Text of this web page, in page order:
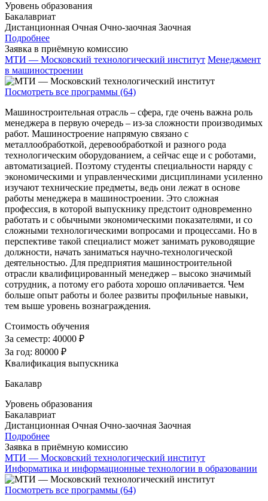
Уровень образования
Бакалавриат
Дистанционная Очная Очно-заочная Заочная
Подробнее
Заявка в приёмную комиссию
МТИ — Московский технологический институт Менеджмент
в машиностроении
Посмотреть все программы (64)
Машиностроительная отрасль – сфера, где очень важна роль
менеджера в первую очередь – из-за сложности производимых
работ. Машиностроение напрямую связано с
металлообработкой, деревообработкой и разного рода
технологическим оборудованием, а сейчас еще и с роботами,
автоматизацией. Поэтому студенты специальности наряду с
экономическими и управленческими дисциплинами усиленно
изучают технические предметы, ведь они лежат в основе
работы менеджера в машиностроении. Это сложная
профессия, в которой выпускнику предстоит одновременно
работать и с обычными экономическими показателями, и со
сложными технологическими вопросами и процессами. Но в
перспективе такой специалист может занимать руководящие
должности, начать заниматься научно-технологической
деятельностью. Для предприятия машиностроительной
отрасли квалифицированный менеджер – высоко значимый
сотрудник, а потому его работа хорошо оплачивается. Чем
больше опыт работы и более развиты профильные навыки,
тем выше уровень вознаграждения.
Стоимость обучения
За семестр: 40000 ₽
За год: 80000 ₽
Квалификация выпускника
Бакалавр
Уровень образования
Бакалавриат
Дистанционная Очная Очно-заочная Заочная
Подробнее
Заявка в приёмную комиссию
МТИ — Московский технологический институт
Информатика и информационные технологии в образовании
Посмотреть все программы (64)